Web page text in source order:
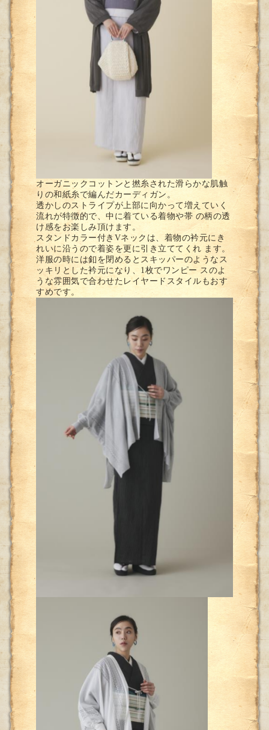
オーガニックコットンと撚糸された滑らかな肌触
りの和紙糸で編んだカーディガン。
透かしのストライプが上部に向かって増えていく
流れが特徴的で、中に着ている着物や帯 の柄の透
け感をお楽しみ頂けます。
スタンドカラー付きVネックは、着物の衿元にき
れいに沿うので着姿を更に引き立ててくれ ます。
洋服の時には釦を閉めるとスキッパーのようなス
ッキリとした衿元になり、1枚でワンピー スのよ
うな雰囲気で合わせたレイヤードスタイルもおす
すめです。